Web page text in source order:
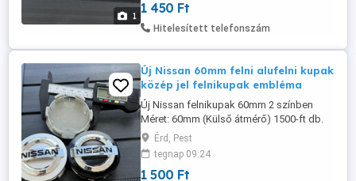
1
(Külső átmérő) - 1ZD601151A - Zöld
60mm (Külső átmérő) - Zöld, Ezüst 1450-
...
1 450 Ft
Hitelesített telefonszám
Új Nissan 60mm felni alufelni kupak
közép jel felnikupak embléma
Új Nissan felnikupak 60mm 2 színben
Méret: 60mm (Külső átmérő) 1500-ft db.
További méretek, információk és rendelés
a weboldalon érhető el: www. felni-kupak
.hu Szállítással házhoz, és Foxpost
automatába is!
Érd, Pest
tegnap 09:24
1 500 Ft